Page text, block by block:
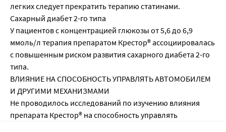
легких следует прекратить терапию статинами.
Сахарный диабет 2-го типа
У пациентов с концентрацией глюкозы от 5,6 до 6,9
ммоль/л терапия препаратом Крестор® ассоциировалась
с повышенным риском развития сахарного диабета 2-го
типа.
ВЛИЯНИЕ НА СПОСОБНОСТЬ УПРАВЛЯТЬ АВТОМОБИЛЕМ
И ДРУГИМИ МЕХАНИЗМАМИ
Не проводилось исследований по изучению влияния
препарата Крестор® на способность управлять